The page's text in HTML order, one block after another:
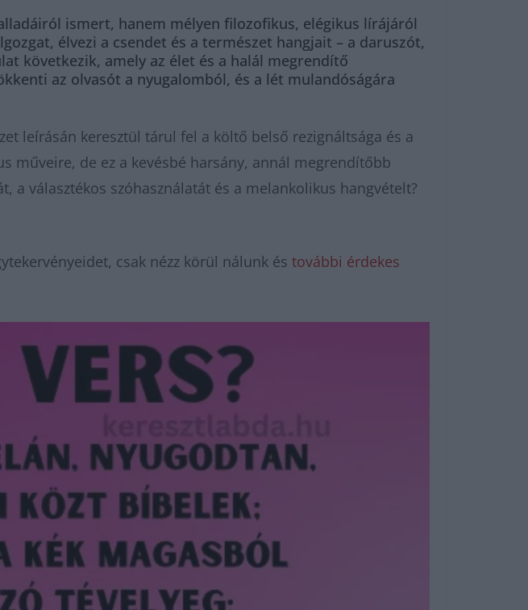
ismert, hanem mélyen filozofikus, elégikus lírájáról
élvezi a csendet és a természet hangjait – a daruszót,
következik, amely az élet és a halál megrendítő
az olvasót a nyugalomból, és a lét mulandóságára
leírásán keresztül tárul fel a költő belső rezignáltsága és a
műveire, de ez a kevésbé harsány, annál megrendítőbb
választékos szóhasználatát és a melankolikus hangvételt?
csak nézz körül nálunk és további érdekes